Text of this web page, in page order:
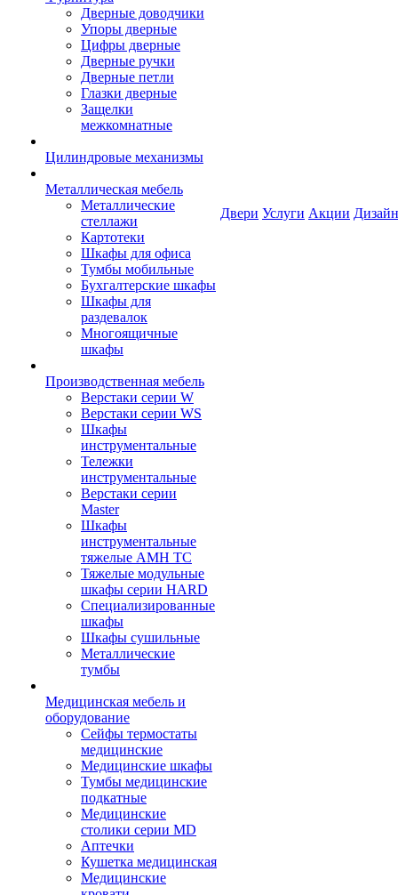
Дверные доводчики
Упоры дверные
Цифры дверные
Дверные ручки
Дверные петли
Глазки дверные
Защелки
межкомнатные
Цилиндровые механизмы
Металлическая мебель
Металлические
стеллажи
Картотеки
Шкафы для офиса
Тумбы мобильные
Бухгалтерские шкафы
Шкафы для
раздевалок
Многоящичные
шкафы
Производственная мебель
Верстаки серии W
Верстаки серии WS
Шкафы
инструментальные
Тележки
инструментальные
Верстаки серии
Master
Шкафы
инструментальные
тяжелые AMH TC
Тяжелые модульные
шкафы серии HARD
Cпециализированные
шкафы
Шкафы сушильные
Металлические
тумбы
Медицинская мебель и
оборудование
Сейфы термостаты
медицинские
Медицинские шкафы
Тумбы медицинские
подкатные
Медицинские
столики серии MD
Аптечки
Кушетка медицинская
Медицинские
Двери Услуги Акции